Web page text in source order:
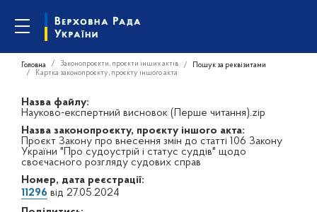
Головна Законопроєкти, проєкти інших актів
Пошук за реквізитами
Картка законопроєкту, проєкту іншого акта
Назва файлу:
Науково-експертний висновок (Перше читання).zip
Назва законопроєкту, проєкту іншого акта:
Проєкт Закону про внесення змін до статті 106 Закону
України "Про судоустрій і статус суддів" щодо
своєчасного розгляду судових справ
Номер, дата реєстрації:
11296 від 27.05.2024